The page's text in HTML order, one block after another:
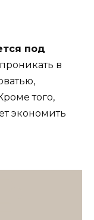
под
в
того,
экономить